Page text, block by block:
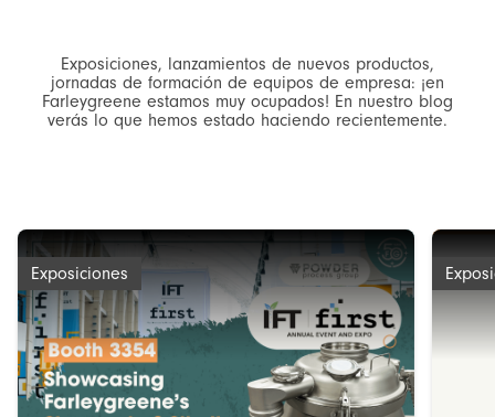
Exposiciones, lanzamientos de nuevos productos,
jornadas de formación de equipos de empresa: ¡en
Farleygreene estamos muy ocupados! En nuestro blog
verás lo que hemos estado haciendo recientemente.
Exposiciones